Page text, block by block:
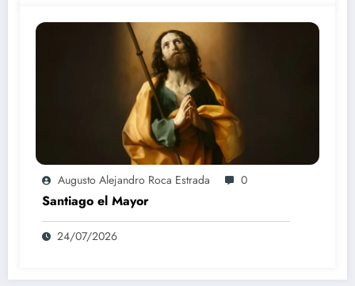
Augusto Alejandro Roca Estrada 0
Santiago el Mayor
24/07/2026